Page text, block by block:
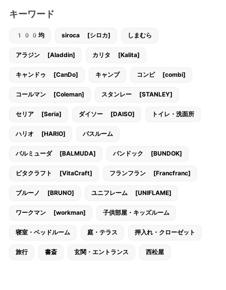
キーワード
100均 siroca [シロカ] しまむら
アラジン [Aladdin] カリタ [Kalita]
キャンドゥ [CanDo] キャンプ コンビ [combi]
コールマン [Coleman] スタンレー [STANLEY]
セリア [Seria] ダイソー [DAISO] トイレ・洗面所
ハリオ [HARIO] バスルーム
バルミューダ [BALMUDA] バンドック [BUNDOK]
ビタクラフト [VitaCraft] フランフラン [Francfranc]
ブルーノ [BRUNO] ユニフレーム [UNIFLAME]
ワークマン [workman] 子供部屋・キッズルーム
寝室・ベッドルーム 庭・テラス 押入れ・クローゼット
旅行 書斎 玄関・エントランス 西松屋